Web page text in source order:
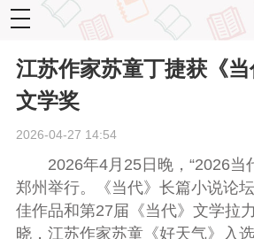
toggle
navigation
江苏作家苏童丁捷获《
文学奖
2026-04-27 14:54
2026年4月25日晚，“2026当
郑州举行。《当代》长篇小说论
佳作品和第27届《当代》文学拉
晓，江苏作家苏童《好天气》
入